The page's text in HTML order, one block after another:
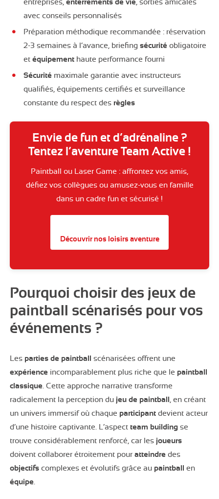
entreprises, enterrements de vie, sorties amicales
avec conseils personnalisés
Préparation méthodique recommandée : réservation
2-3 semaines à l’avance, briefing sécurité obligatoire
et équipement haute performance fourni
Sécurité maximale garantie avec instructeurs
qualifiés, équipements certifiés et surveillance
constante du respect des règles
Envie de fun et d’adrénaline ?
Tentez l’aventure Team Active !
Paintball ou Laser Game : affrontez vos amis,
défiez vos collègues ou amusez-vous en famille
dans un cadre fun et sécurisé !
Découvrir nos loisirs aventure
Pourquoi choisir des jeux de
paintball scénarisés pour vos
événements ?
Les parties de paintball scénarisées offrent une
expérience incomparablement plus riche que le paintball
classique . Cette approche narrative transforme
radicalement la perception du jeu de paintball , en créant
un univers immersif où chaque participant devient acteur
d’une histoire captivante. L’aspect team building se
trouve considérablement renforcé, car les joueurs
doivent collaborer étroitement pour atteindre des
objectifs complexes et évolutifs grâce au paintball en
équipe